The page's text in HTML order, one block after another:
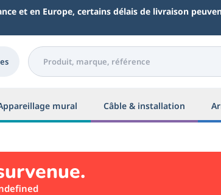
et en Europe, certains délais de livraison
mural Câble & installation